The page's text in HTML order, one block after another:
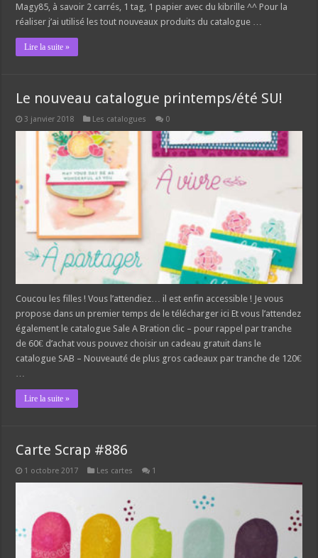
Magy85, à savoir 2 carrés, 1 tag, 1 papier avec du kibrille ^^ Pour la
réaliser j’ai utilisé les tout nouveaux produits du catalogue …
Lire la suite »
Le nouveau catalogue printemps/été SU!
3 janvier 2018 Les catalogues 0
Coucou les filles ! Vous l’attendiez… il est enfin accessible ! Je vous
propose dans un premier temps de le télécharger ici Et vous l’attendez
également le catalogue Sale A Bration clic – pour rappel par tranche
de 60€ d’achat vous pouvez choisir un cadeau gratuit dans le
catalogue SAB – Nouveauté de plus gros cadeaux par tranche de 120€
Lire la suite »
Carte Scrap #886
1 octobre 2017 Les cartes 1